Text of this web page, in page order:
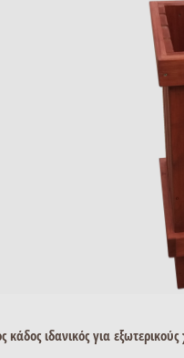
κάδος ιδανικός για